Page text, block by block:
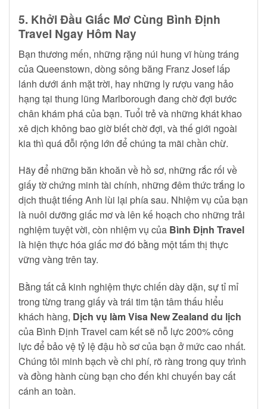
5. Khởi Đầu Giấc Mơ Cùng Bình Định
Travel Ngay Hôm Nay
Bạn thương mến, những rặng núi hung vĩ hùng tráng
của Queenstown, dòng sông băng Franz Josef lấp
lánh dưới ánh mặt trời, hay những ly rượu vang hảo
hạng tại thung lũng Marlborough đang chờ đợi bước
chân khám phá của bạn. Tuổi trẻ và những khát khao
xê dịch không bao giờ biết chờ đợi, và thế giới ngoài
kia thì quá đỗi rộng lớn để chúng ta mãi chần chừ.
Hãy để những băn khoăn về hồ sơ, những rắc rối về
giấy tờ chứng minh tài chính, những đêm thức trắng lo
dịch thuật tiếng Anh lùi lại phía sau. Nhiệm vụ của bạn
là nuôi dưỡng giấc mơ và lên kế hoạch cho những trải
nghiệm tuyệt vời, còn nhiệm vụ của Bình Định Travel
là hiện thực hóa giấc mơ đó bằng một tấm thị thực
vững vàng trên tay.
Bằng tất cả kinh nghiệm thực chiến dày dặn, sự tỉ mỉ
trong từng trang giấy và trái tim tận tâm thấu hiểu
khách hàng, Dịch vụ làm Visa New Zealand du lịch
của Bình Định Travel cam kết sẽ nỗ lực 200% công
lực để bảo vệ tỷ lệ đậu hồ sơ của bạn ở mức cao nhất.
Chúng tôi minh bạch về chi phí, rõ ràng trong quy trình
và đồng hành cùng bạn cho đến khi chuyến bay cất
cánh an toàn.